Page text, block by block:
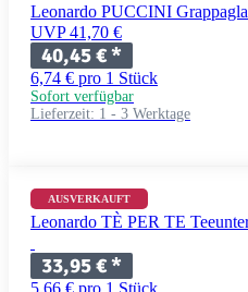
Leonardo PUCCINI
UVP 41,70 €
40,45 €*
6,74 € pro 1 Stück
Sofort verfügbar
Lieferzeit: 1 - 3 Werktage
AUSVERKAUFT
Leonardo TÈ PER TE
33,95 €*
5,66 € pro 1 Stück